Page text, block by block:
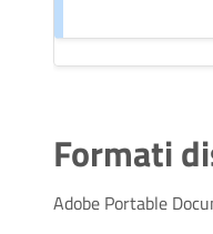
Formati
Adobe Portable